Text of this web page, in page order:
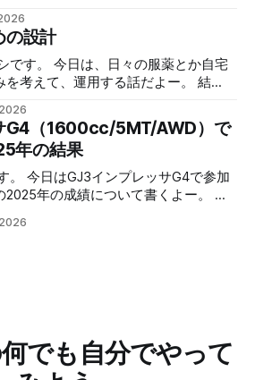
心拍数計は（たぶん）少し遅延があ
使用、って使い分けをしています。
と不満というか、アップルウォッチで
て不便だよなーって思ってました。
も併用開始 冬場の心拍数
らどうぞー。
録 （過去記事一覧はこ
きますと見切られているものなどあ
います。 なかでもサーモンの切り
と鮭とば的な何かを作りたくなって買
すりこむ 4. 網の上に乗せ
させる 1. 日数はお好みで
ら毎日裏返す 6. 取
る 7. 美味しいねー 安全
か、食中毒を予防できているのか、
大丈夫か、とかは不明です。 安全
の設計
です。 今日は、日々の服薬とか自宅
を考えて、運用する話だよー。 結
思うよー。 緒言 コパヤシは
ど、いままで病気らしい病気をしたこ
最近になって子供が病気になった
したりと、服薬や自宅での検査（検
した。そのときの思考過程や試行錯
太ももを触った時、なんだかいつも
されるし、状況が悪いほうに倒れると
そう。服薬は絶対忘れたらいけない。
G4（1600cc/5MT/AWD）で
年の結果
。 今日はGJ3インプレッサG4で参加
2025年の成績について書くよー。 結
くなったら走れるだろうって考えたの
ど、2024年の
迎を明言している草ジムカーナってい
でも自分でやって